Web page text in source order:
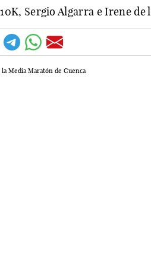
Sergio Algarra e Irene